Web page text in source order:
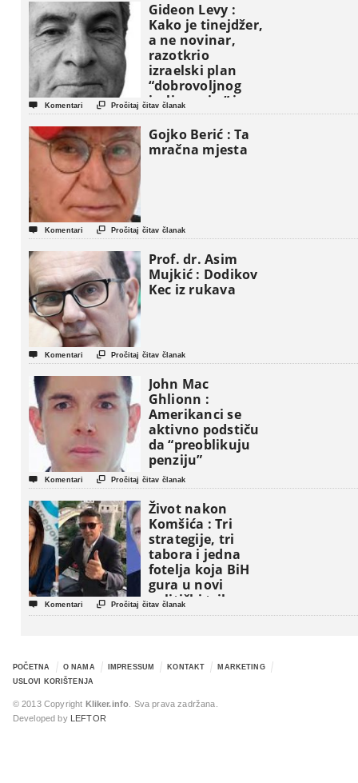
Gideon Levy :
Kako je tinejdžer,
a ne novinar,
razotkrio
izraelski plan
“dobrovoljnog
iseljavanja ” iz
Gaze
 Komentari  Pročitaj čitav članak
Gojko Berić : Ta
mračna mjesta
 Komentari  Pročitaj čitav članak
Prof. dr. Asim
Mujkić : Dodikov
Kec iz rukava
 Komentari  Pročitaj čitav članak
John Mac
Ghlionn :
Amerikanci se
aktivno podstiču
da “preoblikuju
penziju”
 Komentari  Pročitaj čitav članak
Život nakon
Komšića : Tri
strategije, tri
tabora i jedna
fotelja koja BiH
gura u novi
politički triler
 Komentari  Pročitaj čitav članak
POČETNA O NAMA IMPRESSUM KONTAKT
MARKETING
USLOVI KORIŠTENJA
© 2013 Copyright Kliker.info . Sva prava zadržana.
Developed by
LEFTOR